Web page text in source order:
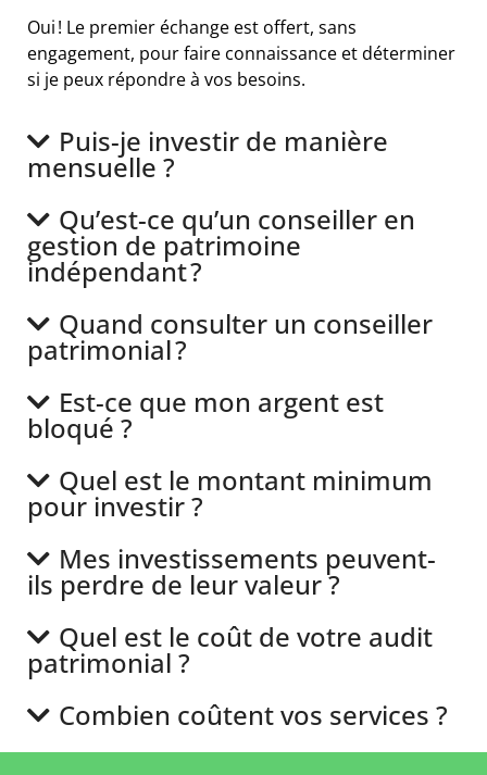
Oui ! Le premier échange est offert, sans
engagement, pour faire connaissance et déterminer
si je peux répondre à vos besoins.
Puis-je investir de manière
mensuelle ?
Qu’est-ce qu’un conseiller en
gestion de patrimoine
indépendant ?
Quand consulter un conseiller
patrimonial ?
Est-ce que mon argent est
bloqué ?
Quel est le montant minimum
pour investir ?
Mes investissements peuvent-
ils perdre de leur valeur ?
Quel est le coût de votre audit
patrimonial ?
Combien coûtent vos services ?